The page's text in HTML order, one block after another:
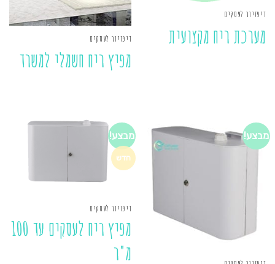
דיפזיור לעסקים
מערכת ריח מקצועית דיפזיור לעסקים
מפיץ ריח חשמלי למשרד
מבצע! מבצע!
חדש
דיפזיור לעסקים
מפיץ ריח לעסקים עד 100
מ"ר